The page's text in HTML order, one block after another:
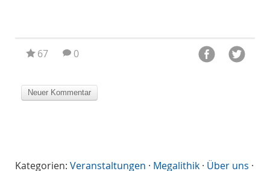
67 0
Kategorien: Veranstaltungen · Megalithik · Über uns ·